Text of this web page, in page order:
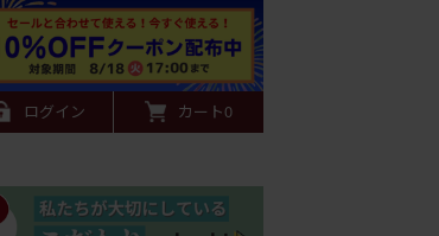
ログイン カート0